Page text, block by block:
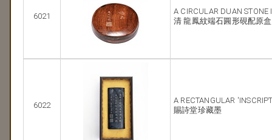
6021
A CIRCULAR DUAN STONE
清 龍鳳紋端石圓形硯配原盒
6022
A RECTANGULAR
賜詩堂珍藏墨